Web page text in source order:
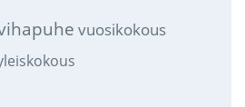
vuosikokous